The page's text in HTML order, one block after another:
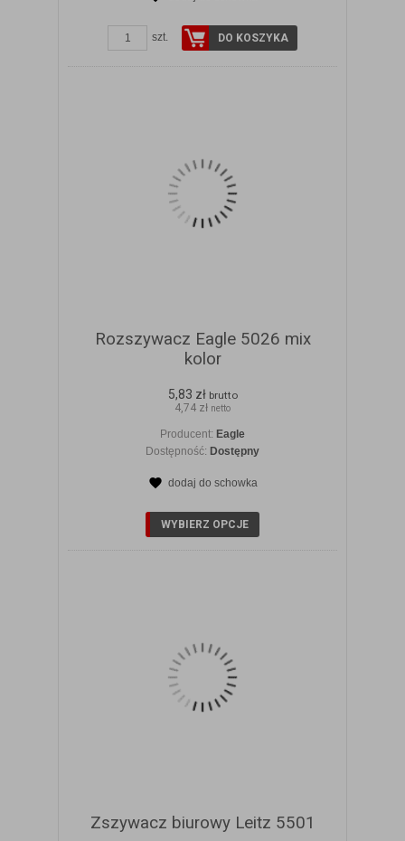
szt. DO KOSZYKA
Rozszywacz Eagle 5026 mix
kolor
5,83 zł brutto
4,74 zł netto
Producent: Eagle
Dostępność: Dostępny
dodaj do schowka
WYBIERZ OPCJE
Zszywacz biurowy Leitz 5501